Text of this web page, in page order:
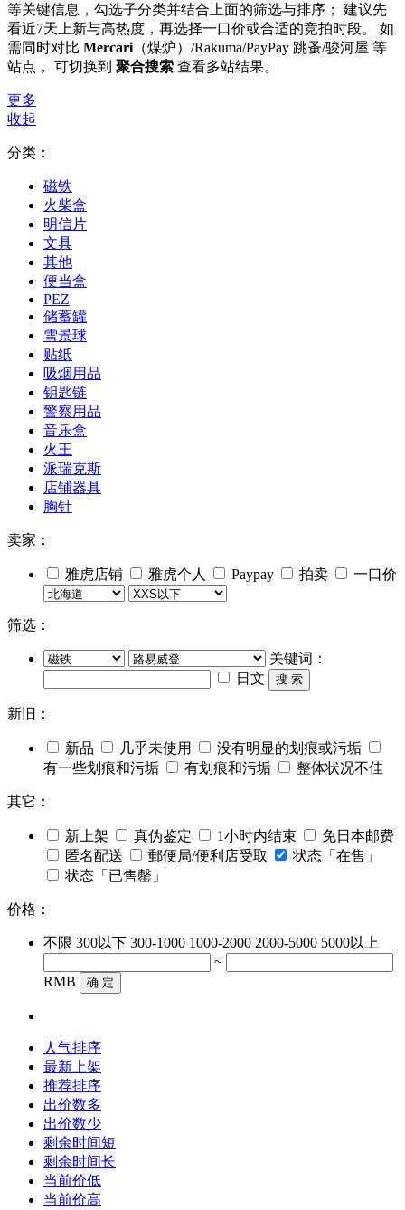
等关键信息，勾选子分类并结合上面的筛选与排序； 建议先
看近7天上新与高热度，再选择一口价或合适的竞拍时段。 如
需同时对比 Mercari （煤炉）/Rakuma/PayPay 跳蚤/骏河屋 等
站点， 可切换到 聚合搜索 查看多站结果。
更多
收起
分类：
磁铁
火柴盒
明信片
文具
其他
便当盒
PEZ
储蓄罐
雪景球
贴纸
吸烟用品
钥匙链
警察用品
音乐盒
火王
派瑞克斯
店铺器具
胸针
卖家：
雅虎店铺 雅虎个人 Paypay 拍卖 一口价
筛选：
关键词：
日文
搜 索
新旧：
新品 几乎未使用
没有明显的划痕或污垢
有一些划痕和污垢
有划痕和污垢 整体状况不佳
其它：
新上架 真伪鉴定 1小时内结束
免日本邮费
匿名配送
郵便局/便利店受取
状态「在售」
状态「已售罄」
价格：
不限 300以下 300-1000 1000-2000 2000-5000 5000以上
~
RMB
确 定
人气排序
最新上架
推荐排序
出价数多
出价数少
剩余时间短
剩余时间长
当前价低
当前价高